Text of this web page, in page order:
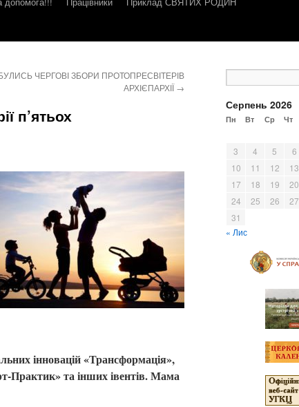
ЧЕРГОВІ ЗБОРИ ПРОТОПРЕСВІТЕРІВ
АРХІЄПАРХІЇ→
п’ятьох
інновацій «Трансформація»,
Практик» та інших івентів. Мама
Серпень 2026
Пн Вт Ср Чт
3
4 5 6
10
11 12 13
17
18 19 20
24
25 26 27
31
« Лис